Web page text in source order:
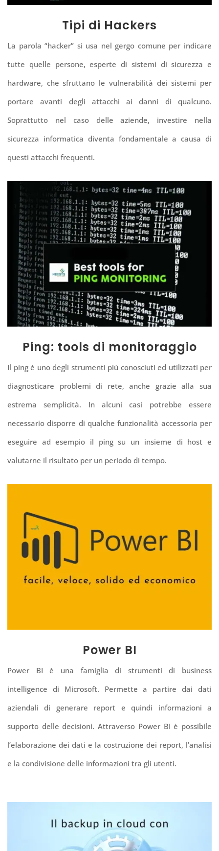
Tipi di Hackers
La parola “hacker” si usa nel gergo comune per indicare
tutte quelle persone, esperte di sistemi di sicurezza e
hardware, che sfruttano le vulnerabilità dei sistemi per
portare avanti degli attacchi ai danni di qualcuno.
Soprattutto nel caso delle aziende, investire nella
sicurezza informatica diventa fondamentale a causa di
questi attacchi frequenti.
Ping: tools di monitoraggio
Il ping è uno degli strumenti più conosciuti ed utilizzati per
diagnosticare problemi di rete, anche grazie alla sua
estrema semplicità. In alcuni casi potrebbe essere
necessario disporre di qualche funzionalità accessoria per
eseguire ad esempio il ping su un insieme di host e
valutarne il risultato per un periodo di tempo.
Power BI
Power BI è una famiglia di strumenti di business
intelligence di Microsoft. Permette a partire dai dati
aziendali di generare report e quindi informazioni a
supporto delle decisioni. Attraverso Power BI è possibile
l’elaborazione dei dati e la costruzione dei report, l’analisi
e la condivisione delle informazioni tra gli utenti.